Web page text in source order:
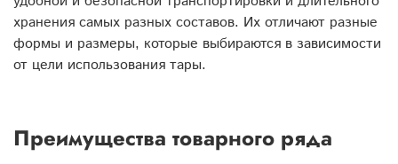
хранения самых разных составов. Их отличают разные
формы и размеры, которые выбираются в зависимости
от цели использования тары.
Преимущества товарного ряда